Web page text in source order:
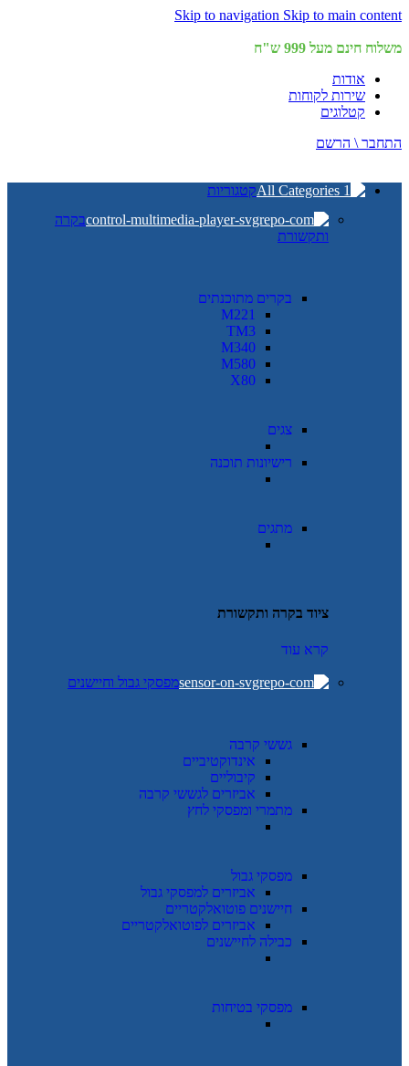
Skip to navigation Skip to main content
משלוח חינם מעל 999 ש"ח
אודות
שירות לקוחות
קטלוגים
התחבר \ הרשם
קטגוריות
בקרה
ותקשורת
בקרים מתוכנתים
M221
TM3
M340
M580
X80
צגים
רישיונות תוכנה
מתגים
ציוד בקרה ותקשורת
קרא עוד
מפסקי גבול וחיישנים
גששי קרבה
אינדוקטיביים
קיבוליים
אביזרים לגששי קרבה
מתמרי ומפסקי לחץ
מפסקי גבול
אביזרים למפסקי גבול
חיישנים פוטואלקטריים
אביזרים לפוטואלקטריים
כבילה לחיישנים
מפסקי בטיחות